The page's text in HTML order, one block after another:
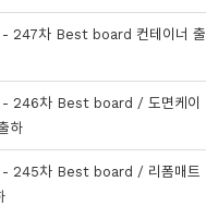
- 247차 Best board 컨테이너 출
- 246차 Best board / 도면케이
하
- 245차 Best board / 리폼매트